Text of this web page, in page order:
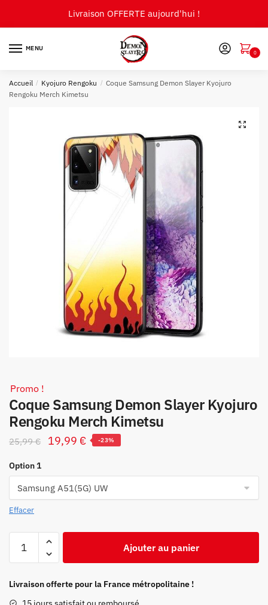
Livraison OFFERTE aujourd'hui !
MENU
0
Accueil / Kyojuro Rengoku / Coque Samsung Demon Slayer Kyojuro
Rengoku Merch Kimetsu
🔍
Promo !
Coque Samsung Demon Slayer Kyojuro
Rengoku Merch Kimetsu
25,99€
Le
était :
19,99 €Le
est :
-23%
Option 1
Effacer
Samsung
Ajouter au panier
Livraison offerte pour la France métropolitaine !